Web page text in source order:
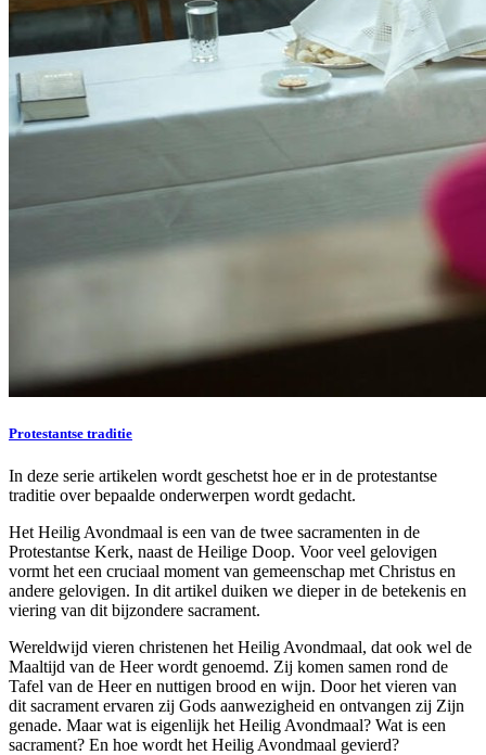
Protestantse traditie
In deze serie artikelen wordt geschetst hoe er in de protestantse
traditie over bepaalde onderwerpen wordt gedacht.
Het Heilig Avondmaal is een van de twee sacramenten in de
Protestantse Kerk, naast de Heilige Doop. Voor veel gelovigen
vormt het een cruciaal moment van gemeenschap met Christus en
andere gelovigen. In dit artikel duiken we dieper in de betekenis en
viering van dit bijzondere sacrament.
Wereldwijd vieren christenen het Heilig Avondmaal, dat ook wel de
Maaltijd van de Heer wordt genoemd. Zij komen samen rond de
Tafel van de Heer en nuttigen brood en wijn. Door het vieren van
dit sacrament ervaren zij Gods aanwezigheid en ontvangen zij Zijn
genade. Maar wat is eigenlijk het Heilig Avondmaal? Wat is een
sacrament? En hoe wordt het Heilig Avondmaal gevierd?